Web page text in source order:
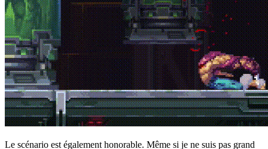
Le scénario est également honorable. Même si je ne suis pas grand